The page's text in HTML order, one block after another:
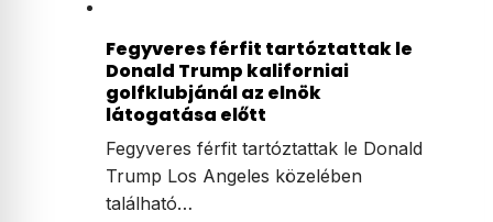
Fegyveres férfit tartóztattak le
Donald Trump kaliforniai
golfklubjánál az elnök
látogatása előtt
Fegyveres férfit tartóztattak le Donald
Trump Los Angeles közelében
található…